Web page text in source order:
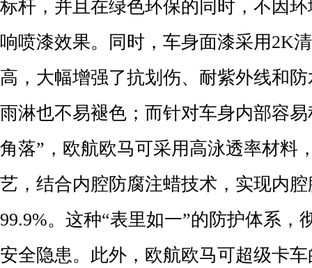
标杆，并且在绿色环保的同时，不因
响喷漆效果。同时，车身面漆采用2K
高，大幅增强了抗划伤、耐紫外线和
雨淋也不易褪色；而针对车身内部容
角落”，欧航欧马可采用高泳透率材料
艺，结合内腔防腐注蜡技术，实现内
99.9%。这种“表里如一”的防护体系，
安全隐患。此外，欧航欧马可超级卡